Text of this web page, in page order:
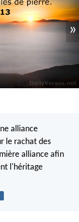
»
alliance
le rachat des
alliance afin
l'héritage